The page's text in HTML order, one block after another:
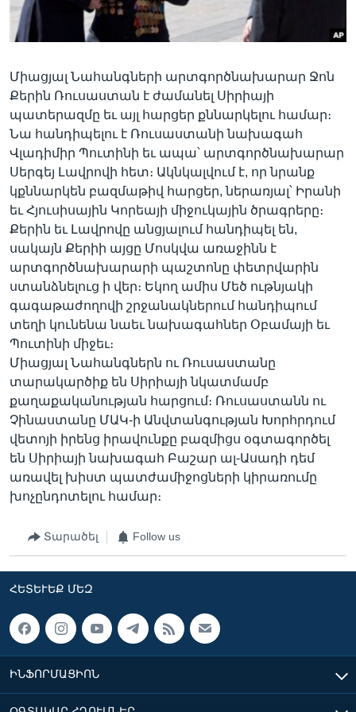
Միացյալ Նահանգների արտգործնախարար Ջոն
Քերին Ռուսաստան է ժամանել Սիրիայի
պատերազմը եւ այլ հարցեր քննարկելու համար։
Նա հանդիպելու է Ռուսաստանի նախագահ
Վլադիմիր Պուտինի եւ ապա՝ արտգործնախարար
Սերգեյ Լավրովի հետ։ Ակնկալվում է, որ նրանք
կքննարկեն բազմաթիվ հարցեր, ներառյալ՝ Իրանի
եւ Հյուսիսային Կորեայի միջուկային ծրագրերը։
Քերին եւ Լավրովը անցյալում հանդիպել են,
սակայն Քերիի այցը Մոսկվա առաջինն է
արտգործնախարարի պաշտոնը փետրվարին
ստանձնելուց ի վեր։ Եկող ամիս Մեծ ութնյակի
գագաթաժողովի շրջանակներում հանդիպում
տեղի կունենա նաեւ նախագահներ Օբամայի եւ
Պուտինի միջեւ։
Միացյալ Նահանգներն ու Ռուսաստանը
տարակարծիք են Սիրիայի նկատմամբ
քաղաքականության հարցում։ Ռուսաստանն ու
Չինաստանը ՄԱԿ-ի Անվտանգության Խորհրդում
վետոյի իրենց իրավունքը բազմիցս օգտագործել
են Սիրիայի նախագահ Բաշար ալ-Ասադի դեմ
առավել խիստ պատժամիջոցների կիրառումը
խոչընդոտելու համար։
Տարածել Follow us
ՀԵՏԵՒԵՔ ՄԵԶ
ԻՆՖՈՐՄԱՑԻՈՆ